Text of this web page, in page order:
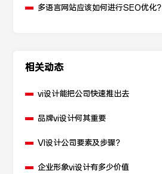
多语言网站应该如何进行SEO优化？
相关动态
vi设计能把公司快速推出去
品牌vi设计何其重要
VI设计公司要素及步骤？
企业形象vi设计有多少价值